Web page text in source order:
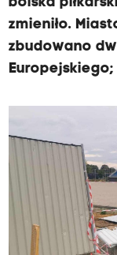
zmieniło.
zbudowano